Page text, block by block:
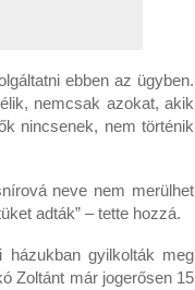
ebben az ügyben.
nemcsak azokat, akik
nincsenek, nem történik
neve nem merülhet
adták” – tette hozzá.
házukban gyilkolták meg
Zoltánt már jogerősen 15